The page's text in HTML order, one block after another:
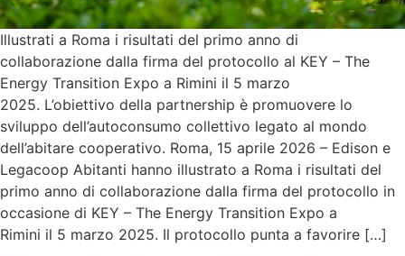
Illustrati a Roma i risultati del primo anno di
collaborazione dalla firma del protocollo al KEY – The
Energy Transition Expo a Rimini il 5 marzo
2025. L’obiettivo della partnership è promuovere lo
sviluppo dell’autoconsumo collettivo legato al mondo
dell’abitare cooperativo. Roma, 15 aprile 2026 – Edison e
Legacoop Abitanti hanno illustrato a Roma i risultati del
primo anno di collaborazione dalla firma del protocollo in
occasione di KEY – The Energy Transition Expo a
Rimini il 5 marzo 2025. Il protocollo punta a favorire […]